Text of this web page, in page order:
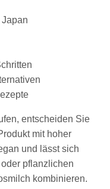
entscheiden Sie
mit hoher
und lässt sich
pflanzlichen
kombinieren.